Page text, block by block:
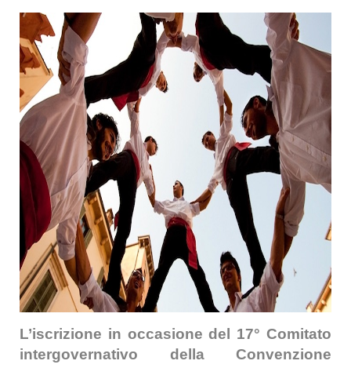
L’iscrizione in occasione del 17° Comitato
intergovernativo della Convenzione